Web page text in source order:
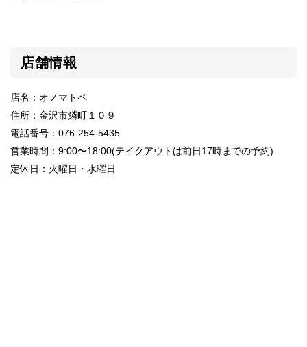
店舗情報
店名：オノマトペ
住所：金沢市鱗町１０９
電話番号：076-254-5435
営業時間：9:00〜18:00(テイクアウトは前日17時までの予約)
定休日：火曜日・水曜日